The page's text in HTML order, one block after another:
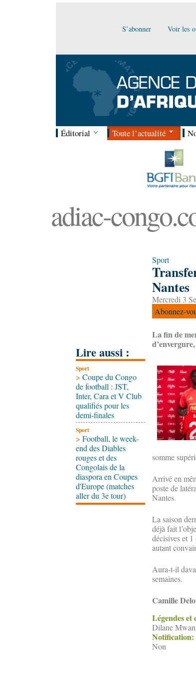
S’abonner Voir les
Éditorial Toute l’actualité
adiac-
Lire aussi :
Sport
> Coupe du Congo
de football : JST,
Inter, Cara et V Club
qualifiés pour les
demi-finales
Sport
> Football, le week-
end des Diables
rouges et des
Congolais de la
diaspora en Coupes
d'Europe (matches
aller du 3e tour)
Sport
Nantes
Mercredi 3
Abonnez-
La fin de
somme
Arrivé en
poste de
Nantes.
La saison
déjà fait
décisives et
autant
Aura-t-il
semaines.
Camille
Légendes et
Dilane
Notification:
Non